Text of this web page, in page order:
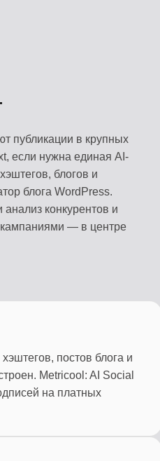
публикации в крупных
если нужна единая AI-
блогов и
блога WordPress.
конкурентов и
— в центре
постов блога и
Metricool: AI Social
на платных